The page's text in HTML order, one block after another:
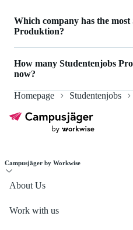
Which company has the most
Produktion?
How many Studentenjobs
now?
Currently there are 2
Homepage Studentenjobs
Campusjäger by Workwise
About Us
Work with us